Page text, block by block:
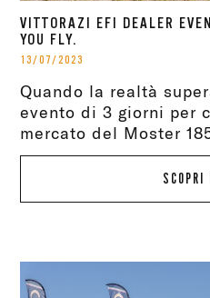
VITTORAZI EFI DEALER
YOU FLY.
13/07/2023
Quando la realtà
evento di 3 giorni per
mercato del Moster
SCOPRI